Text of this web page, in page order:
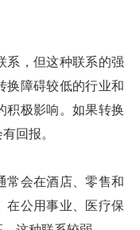
系，但这种联系的强
换障碍较低的行业和
积极影响。如果转换
回报。
常会在酒店、零售和
在公用事业、医疗保